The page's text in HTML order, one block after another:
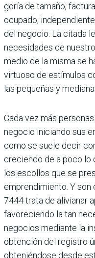
goría de tamaño,
ocupado,
del negocio. La citada
necesida­des de
medio de la misma se
virtuoso de estímulos
las pequeñas y
Cada vez más
negocio iniciando sus
como se suele decir
creciendo de a poco lo
los escollos que se
emprendimiento. Y son
7444 trata de alivia­nar
favo­reciendo la tan
negocios mediante la
obtención del regis­tro
obte­niéndose desde